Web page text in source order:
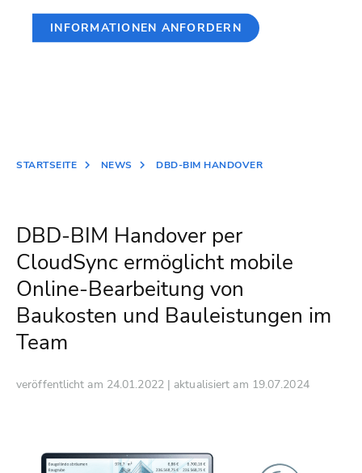
INFORMATIONEN ANFORDERN
STARTSEITE NEWS DBD-BIM HANDOVER
DBD-BIM Handover per
CloudSync ermöglicht mobile
Online-Bearbeitung von
Baukosten und Bauleistungen im
Team
veröffentlicht am 24.01.2022 | aktualisiert am 19.07.2024